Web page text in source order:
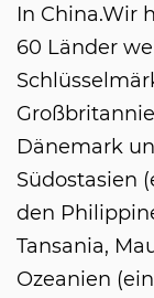
In China.Wir
60 Länder
Dänemark
Südostasien
den
Tansania,
Ozeanien